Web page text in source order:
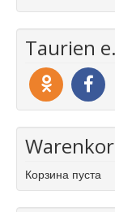
Taurien
Корзина пуста